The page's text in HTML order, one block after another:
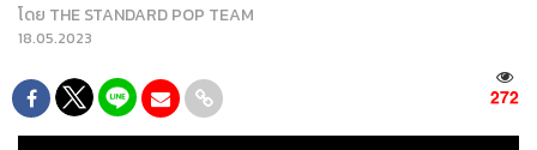
โดย THE STANDARD POP TEAM
18.05.2023
272